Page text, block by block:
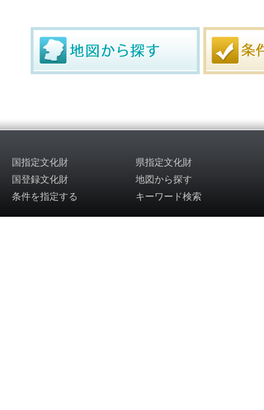
国指定文化財
県指定文化財
国登録文化財
地図から探す
条件を指定する
キーワード検索